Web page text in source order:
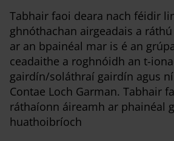
Tabhair faoi deara nach féidir
ghnóthachan airgeadais a
ar an bpainéal mar is é an
ceadaithe a roghnóidh an t-
gairdín/soláthraí gairdín agus
Contae Loch Garman. Tabhair
ráthaíonn áireamh ar phainéal
huathoibríoch